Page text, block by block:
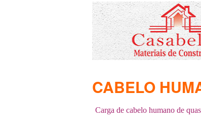
CABELO
Carga de cabelo humano de